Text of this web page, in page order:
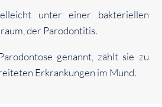
unter einer bakteriellen
der Parodontitis.
genannt, zählt sie zu
Erkrankungen im Mund.